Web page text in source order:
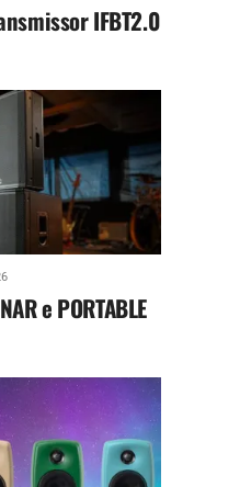
IFBT2.0
e PORTABLE